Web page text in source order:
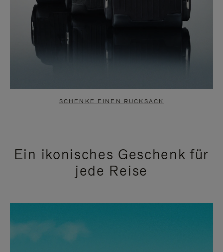
SCHENKE EINEN RUCKSACK
Ein ikonisches Geschenk für
jede Reise